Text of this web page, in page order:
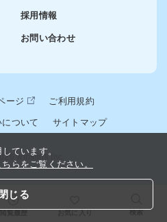
検索
採用情報
お問い合わせ
ージ ご利用規約
ついて サイトマップ
winslink Inc.
ています。
らをご覧ください。
閉じる